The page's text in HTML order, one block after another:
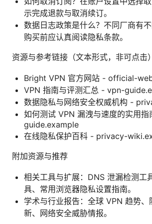
示完成退款与取消续订。
数据日志政策是什么？不同厂商有不
购买前应认真阅读隐私条款。
资源与参考链接（文本形式，非可点击）
Bright VPN 官方网站 - official-
VPN 指南与评测汇总 - vpn-
数据隐私与网络安全权威机构 -
如何测试 VPN 漏洩与速度的实用
guide.example
在线隐私保护百科 - privacy-
附加资源与推荐
相关工具与扩展：DNS 泄漏检测工
具、常用浏览器隐私设置指南。
学术与行业报告：全球 VPN 趋势、
新、网络安全威胁情报。